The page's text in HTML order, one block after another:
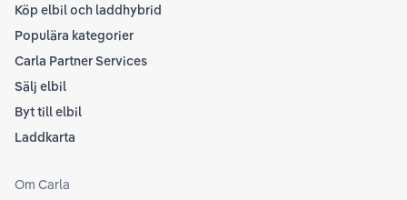
Köp elbil och laddhybrid
Populära kategorier
Carla Partner Services
Sälj elbil
Byt till elbil
Laddkarta
Om Carla